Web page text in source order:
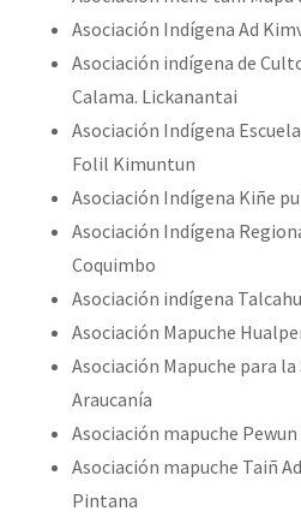
Asociación Indígena Ad
Asociación indígena de
Calama. Lickanantai
Asociación Indígena
Folil Kimuntun
Asociación Indígena Kiñe
Asociación Indígena
Coquimbo
Asociación indígena
Asociación Mapuche
Asociación Mapuche para
Araucanía
Asociación mapuche
Asociación mapuche Taiñ
Pintana